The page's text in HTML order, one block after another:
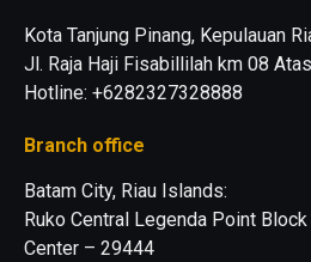
Kota Tanjung Pinang, Kepulauan
Jl. Raja Haji Fisabillilah km 08
Hotline: +6282327328888
Branch office
Batam City, Riau Islands:
Ruko Central Legenda Point
Center – 29444